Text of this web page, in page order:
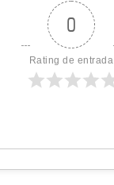
0
Rating de entrada